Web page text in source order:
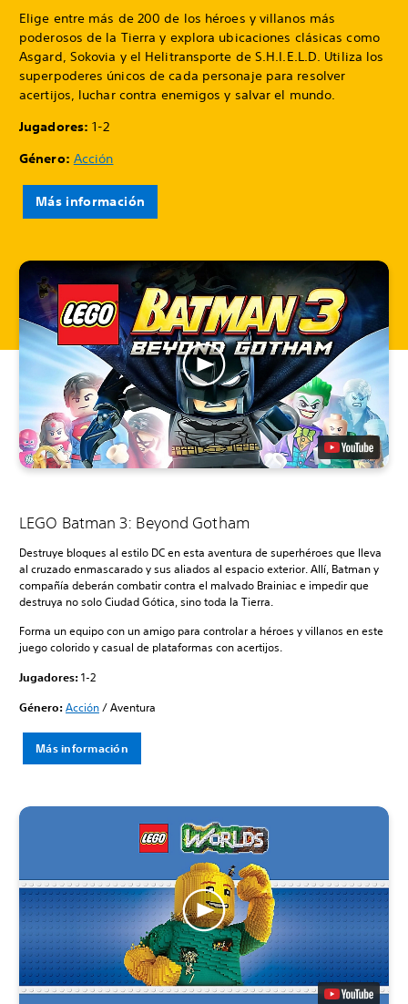
Elige entre más de 200 de los héroes y villanos más
poderosos de la Tierra y explora ubicaciones clásicas como
Asgard, Sokovia y el Helitransporte de S.H.I.E.L.D. Utiliza los
superpoderes únicos de cada personaje para resolver
acertijos, luchar contra enemigos y salvar el mundo.
Jugadores:1-2
Género: Acción
Más información
LEGO Batman 3: Beyond Gotham
Destruye bloques al estilo DC en esta aventura de superhéroes que lleva
al cruzado enmascarado y sus aliados al espacio exterior. Allí, Batman y
compañía deberán combatir contra el malvado Brainiac e impedir que
destruya no solo Ciudad Gótica, sino toda la Tierra.
Forma un equipo con un amigo para controlar a héroes y villanos en este
juego colorido y casual de plataformas con acertijos.
Jugadores:1-2
Género:Acción/ Aventura
Más información